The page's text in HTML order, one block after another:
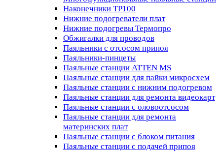
Наконечники TP100
Нижние подогреватели плат
Нижние подогревы Термопро
Обжигалки для проводов
Паяльники с отсосом припоя
Паяльники-пинцеты
Паяльные станции ATTEN MS
Паяльные станции для пайки микросхем
Паяльные станции с нижним подогревом
Паяльные станции для ремонта видеокарт
Паяльные станции с оловоотсосом
Паяльные станции для ремонта
материнских плат
Паяльные станции с блоком питания
Паяльные станции с подачей припоя